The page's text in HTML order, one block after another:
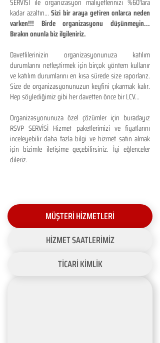
SERVİSİ ile organizasyon maliyetlerinizi %60'lara
kadar azaltın...Sizi bir araya getiren onlarca neden
varken!!! Birde organizasyonu düşünmeyin...
Bırakın onunla biz ilgileniriz.
Davetlilerinizin organizasyonunuza katılım
durumlarını netleştirmek için birçok yöntem kullanır
ve katılım durumlarını en kısa sürede size raporlarız.
Size de organizasyonunuzun keyfini çıkarmak kalır.
Hep söylediğimiz gibi her davetten önce bir LCV...
Organizasyonunuza özel çözümler için buradayız
RSVP SERVİSİ Hizmet paketlerimizi ve fiyatlarını
inceleyebilir daha fazla bilgi ve hizmet satın almak
için bizimle iletişime geçebilirsiniz. İyi eğlenceler
dileriz.
MÜŞTERİ HİZMETLERİ
HİZMET SAATLERİMİZ
TİCARİ KİMLİK